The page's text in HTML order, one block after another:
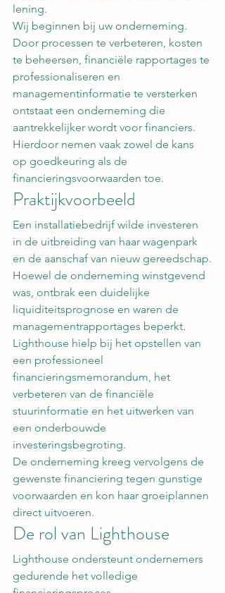
lening.
Wij beginnen bij uw onderneming.
Door processen te verbeteren, kosten
te beheersen, financiële rapportages te
professionaliseren en
managementinformatie te versterken
ontstaat een onderneming die
aantrekkelijker wordt voor financiers.
Hierdoor nemen vaak zowel de kans
op goedkeuring als de
financieringsvoorwaarden toe.
Praktijkvoorbeeld
Een installatiebedrijf wilde investeren
in de uitbreiding van haar wagenpark
en de aanschaf van nieuw gereedschap.
Hoewel de onderneming winstgevend
was, ontbrak een duidelijke
liquiditeitsprognose en waren de
managementrapportages beperkt.
Lighthouse hielp bij het opstellen van
een professioneel
financieringsmemorandum, het
verbeteren van de financiële
stuurinformatie en het uitwerken van
een onderbouwde
investeringsbegroting.
De onderneming kreeg vervolgens de
gewenste financiering tegen gunstige
voorwaarden en kon haar groeiplannen
direct uitvoeren.
De rol van Lighthouse
Lighthouse ondersteunt ondernemers
gedurende het volledige